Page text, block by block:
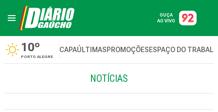
OUÇA
AO VIVO
10º
PORTO ALEGRE
CAPAÚLTIMASPROMOÇÕESESPAÇO DO
NOTÍCIAS